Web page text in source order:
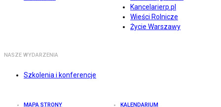
Kancelarierp.pl
Wieści Rolnicze
Życie Warszawy
NASZE WYDARZENIA
Szkolenia i konferencje
MAPA STRONY KALENDARIUM